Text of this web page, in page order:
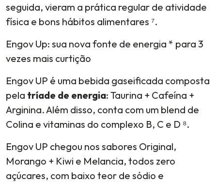
seguida, vieram a prática regular de atividade
física e bons hábitos alimentares ⁷.
Engov Up: sua nova fonte de energia * para 3
vezes mais curtição
Engov UP é uma bebida gaseificada composta
pela tríade de energia: Taurina + Cafeína +
Arginina. Além disso, conta com um blend de
Colina e vitaminas do complexo B, C e D ⁸.
Engov UP chegou nos sabores Original,
Morango + Kiwi e Melancia, todos zero
açúcares, com baixo teor de sódio e